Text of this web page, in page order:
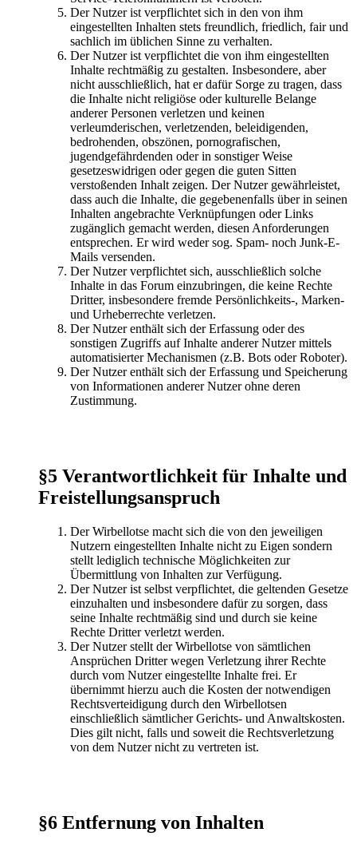
Der Nutzer ist verpflichtet sich in den von ihm
eingestellten Inhalten stets freundlich, friedlich, fair und
sachlich im üblichen Sinne zu verhalten.
Der Nutzer ist verpflichtet die von ihm eingestellten
Inhalte rechtmäßig zu gestalten. Insbesondere, aber
nicht ausschließlich, hat er dafür Sorge zu tragen, dass
die Inhalte nicht religiöse oder kulturelle Belange
anderer Personen verletzen und keinen
verleumderischen, verletzenden, beleidigenden,
bedrohenden, obszönen, pornografischen,
jugendgefährdenden oder in sonstiger Weise
gesetzeswidrigen oder gegen die guten Sitten
verstoßenden Inhalt zeigen. Der Nutzer gewährleistet,
dass auch die Inhalte, die gegebenenfalls über in seinen
Inhalten angebrachte Verknüpfungen oder Links
zugänglich gemacht werden, diesen Anforderungen
entsprechen. Er wird weder sog. Spam- noch Junk-E-
Mails versenden.
Der Nutzer verpflichtet sich, ausschließlich solche
Inhalte in das Forum einzubringen, die keine Rechte
Dritter, insbesondere fremde Persönlichkeits-, Marken-
und Urheberrechte verletzen.
Der Nutzer enthält sich der Erfassung oder des
sonstigen Zugriffs auf Inhalte anderer Nutzer mittels
automatisierter Mechanismen (z.B. Bots oder Roboter).
Der Nutzer enthält sich der Erfassung und Speicherung
von Informationen anderer Nutzer ohne deren
Zustimmung.
§5 Verantwortlichkeit für Inhalte und
Freistellungsanspruch
Der Wirbellotse macht sich die von den jeweiligen
Nutzern eingestellten Inhalte nicht zu Eigen sondern
stellt lediglich technische Möglichkeiten zur
Übermittlung von Inhalten zur Verfügung.
Der Nutzer ist selbst verpflichtet, die geltenden Gesetze
einzuhalten und insbesondere dafür zu sorgen, dass
seine Inhalte rechtmäßig sind und durch sie keine
Rechte Dritter verletzt werden.
Der Nutzer stellt der Wirbellotse von sämtlichen
Ansprüchen Dritter wegen Verletzung ihrer Rechte
durch vom Nutzer eingestellte Inhalte frei. Er
übernimmt hierzu auch die Kosten der notwendigen
Rechtsverteidigung durch den Wirbellotsen
einschließlich sämtlicher Gerichts- und Anwaltskosten.
Dies gilt nicht, falls und soweit die Rechtsverletzung
von dem Nutzer nicht zu vertreten ist.
§6 Entfernung von Inhalten